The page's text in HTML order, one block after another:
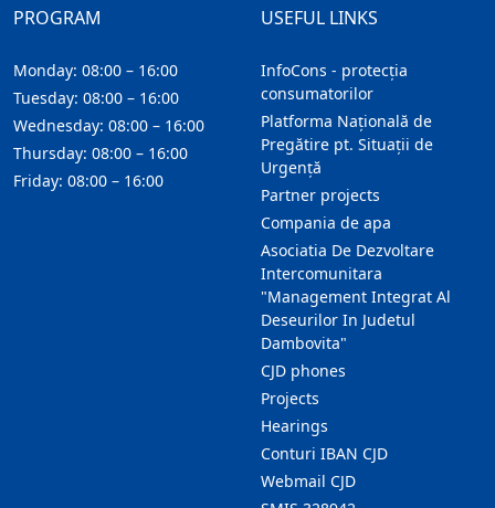
USEFUL LINKS
InfoCons - protecția
consumatorilor
Platforma Națională de
Pregătire pt. Situații de
Urgență
Partner projects
Compania de apa
Asociatia De Dezvoltare
Intercomunitara
"Management Integrat Al
Deseurilor In Judetul
Dambovita"
CJD phones
Projects
Hearings
Conturi IBAN CJD
Webmail CJD
PROGRAM
Monday: 08:00 – 16:00
Tuesday: 08:00 – 16:00
Wednesday: 08:00 – 16:00
Thursday: 08:00 – 16:00
Friday: 08:00 – 16:00